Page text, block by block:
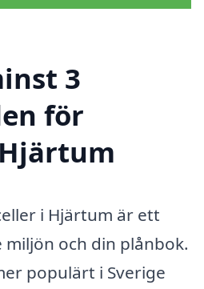
3
för
i Hjärtum är ett
och din plånbok.
populärt i Sverige